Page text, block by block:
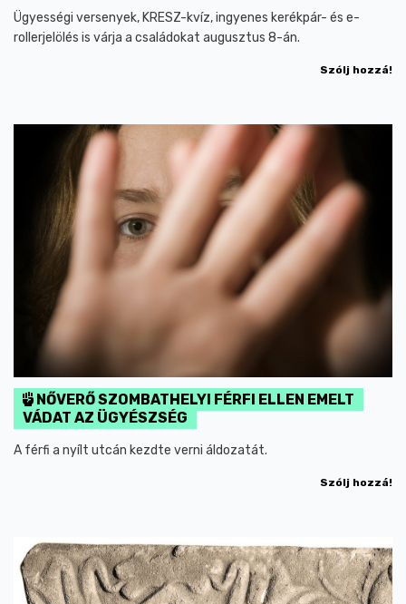
Ügyességi versenyek, KRESZ-kvíz, ingyenes kerékpár- és e-
rollerjelölés is várja a családokat augusztus 8-án.
Szólj hozzá!
NŐVERŐ SZOMBATHELYI FÉRFI ELLEN EMELT
VÁDAT AZ ÜGYÉSZSÉG
A férfi a nyílt utcán kezdte verni áldozatát.
Szólj hozzá!